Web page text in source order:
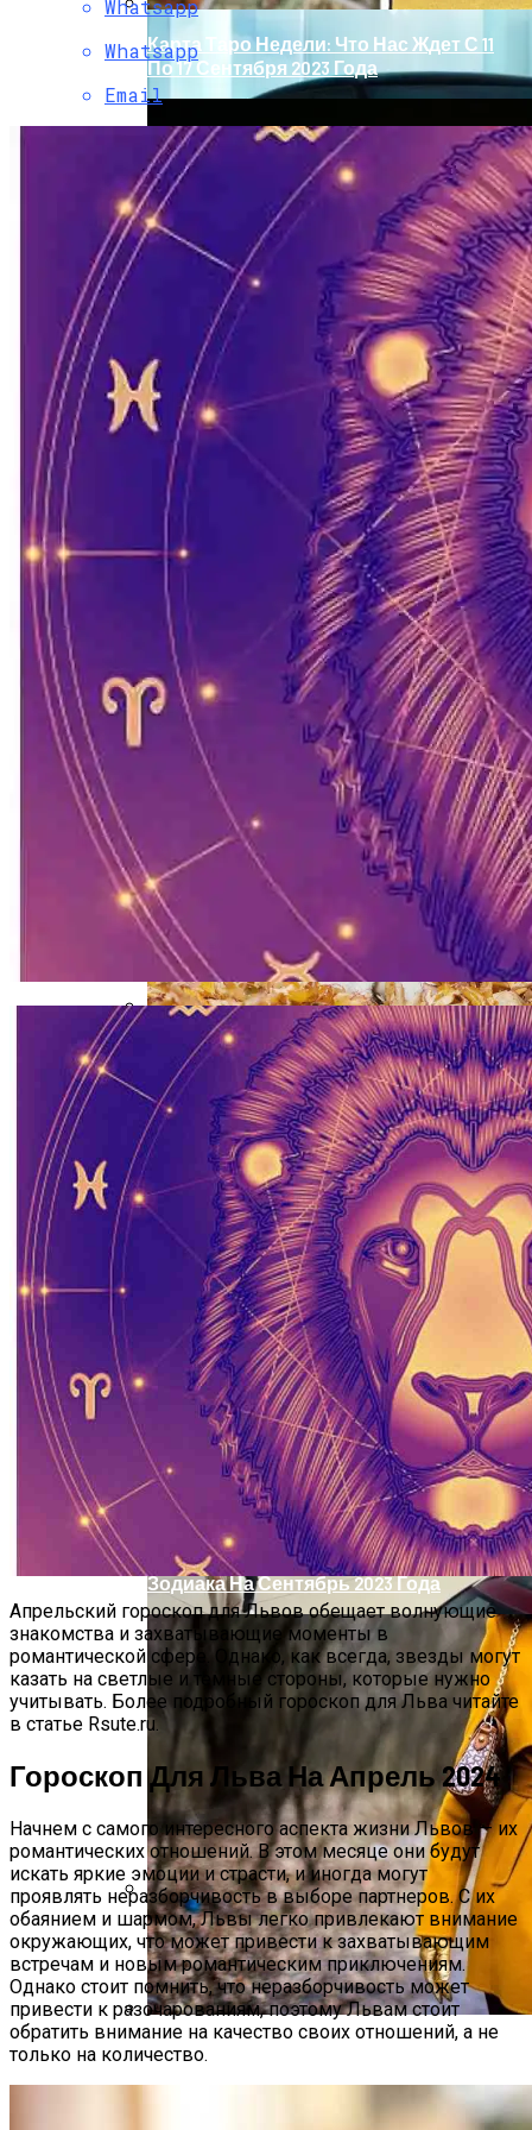
Обновление Для Range Rover Velar:
«умные» Фары, Новый Салон,
Улучшение PHEV-Версии
Электромобиль Xiaomi: Внешность Уже
Известна, Имя – Еще Нет
Обновление: Семейства Автомобилей
Mercedes-Benz GLE
Дебютировал Крупный Кроссовер
Mazda CX-90: Неужели Только Для США?
Карта Таро Недели: Что Нас Ждет С 11
По 17 Сентября 2023 Года
Почему Тухнет Свеча На Отпевании
Покойника, И Как Живому Откупиться
Каким Знакам Зодиака Судьба
Преподнесет Сюрприз Уже В Сентябре
2023
Карьерный Гороскоп Для Всех Знаков
Зодиака На Сентябрь 2023 Года
Какие Цвета В Одежде Помогут
Whatsapp
Whatsapp
Email
Апрельский гороскоп для Львов обещает волнующие
знакомства и захватывающие моменты в
романтической сфере. Однако, как всегда, звезды могут
казать на светлые и темные стороны, которые нужно
учитывать. Более подробный гороскоп для Льва читайте
в статье Rsute.ru.
Гороскоп Для Льва На Апрель 2024
Начнем с самого интересного аспекта жизни Львов — их
романтических отношений. В этом месяце они будут
искать яркие эмоции и страсти, и иногда могут
проявлять неразборчивость в выборе партнеров. С их
обаянием и шармом, Львы легко привлекают внимание
окружающих, что может привести к захватывающим
встречам и новым романтическим приключениям.
Однако стоит помнить, что неразборчивость может
привести к разочарованиям, поэтому Львам стоит
обратить внимание на качество своих отношений, а не
только на количество.